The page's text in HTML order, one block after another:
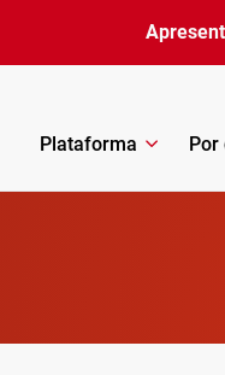
Plataforma Por